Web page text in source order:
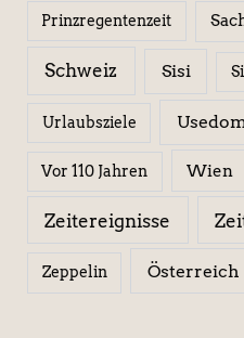
Prinzregentenzeit
Schweiz Sisi
Urlaubsziele
Vor 110 Jahren Wien
Zeitereignisse
Zeppelin Österreich